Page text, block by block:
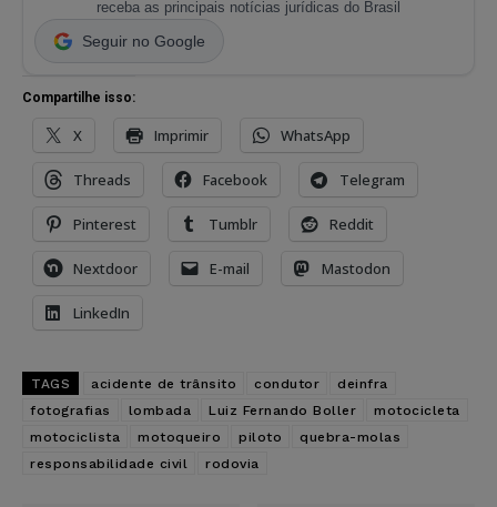
receba as principais notícias jurídicas do Brasil
Seguir no Google
Compartilhe isso:
X Imprimir WhatsApp
Threads Facebook Telegram
Pinterest Tumblr Reddit
Nextdoor E-mail Mastodon
LinkedIn
TAGS acidente de trânsito condutor
deinfra
fotografias
lombada Luiz Fernando Boller
motocicleta
motociclista
motoqueiro piloto
quebra-molas
responsabilidade civil
rodovia